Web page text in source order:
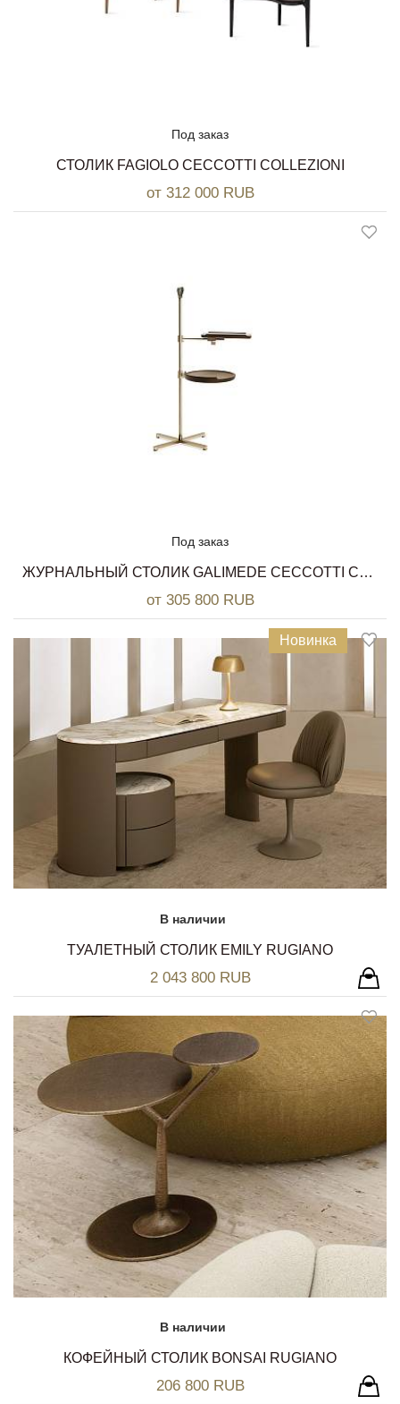
Под заказ
СТОЛИК FAGIOLO CECCOTTI COLLEZIONI
от 312 000 RUB
Под заказ
ЖУРНАЛЬНЫЙ СТОЛИК GALIMEDE CECCOTTI COLLEZIONI
от 305 800 RUB
Новинка
В наличии
ТУАЛЕТНЫЙ СТОЛИК EMILY RUGIANO
2 043 800 RUB
В наличии
КОФЕЙНЫЙ СТОЛИК BONSAI RUGIANO
206 800 RUB